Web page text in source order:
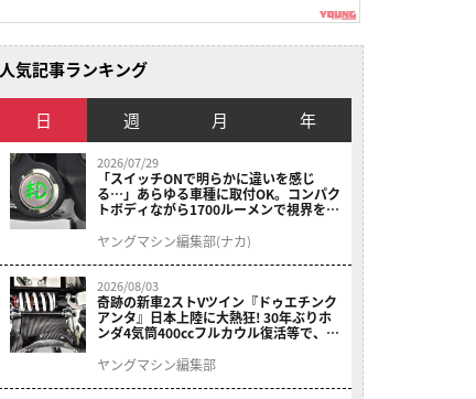
人気記事ランキング
日 週 月 年
2026/07/29
「スイッチONで明らかに違いを感じ
る…」あらゆる車種に取付OK。コンパク
トボディながら1700ルーメンで視界を確
ニット プレシャスレイ スモール］
ヤングマシン編集部(ナカ)
2026/08/03
奇跡の新車2ストVツイン『ドゥエチンク
アンタ』日本上陸に大熱狂! 30年ぶりホ
ンダ4気筒400ccフルカウル復活等で、ロ
ニュース振り返り】
ヤングマシン編集部